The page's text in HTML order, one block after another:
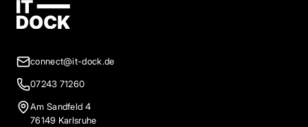
connect@it-dock.de
07243 71260
Am Sandfeld 4
76149 Karlsruhe